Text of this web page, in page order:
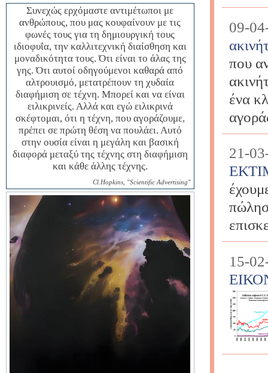
09-
που
ένα
21-
15-
Συνεχώς ερχόμαστε αντιμέτωποι με
ανθρώπους, που μας κουφαίνουν με τις
φωνές τους για τη δημιουργική τους
ιδιοφυΐα, την καλλιτεχνική διαίσθηση και
μοναδικότητα τους. Ότι είναι το άλας της
γης. Ότι αυτοί οδηγούμενοι καθαρά από
αλτρουισμό, μετατρέπουν τη χυδαία
διαφήμιση σε τέχνη. Μπορεί και να είναι
ειλικρινείς. Αλλά και εγώ ειλικρινά
σκέφτομαι, ότι η τέχνη, που αγοράζουμε,
πρέπει σε πρώτη θέση να πουλάει. Αυτό
στην ουσία είναι η μεγάλη και βασική
διαφορά μεταξύ της τέχνης στη διαφήμιση
και κάθε άλλης τέχνης.
Cl.Hopkins, "Scientific Advertising"